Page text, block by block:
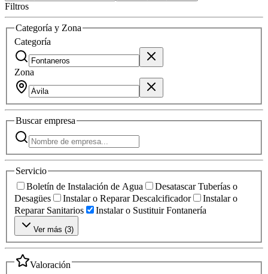
Filtros
Categoría y Zona
Categoría
Zona
Buscarempresa
Servicio
Boletín de Instalación de Agua
Desatascar Tuberías o
Desagües
Instalar o Reparar Descalcificador
Instalar o
Reparar Sanitarios
Instalar o Sustituir Fontanería
Ver más (3)
Valoración